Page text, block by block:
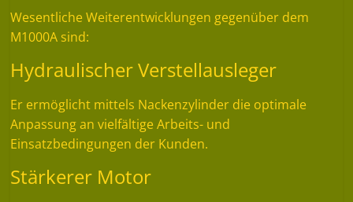
Wesentliche Weiterentwicklungen gegenüber dem
M1000A sind:
Hydraulischer Verstellausleger
Er ermöglicht mittels Nackenzylinder die optimale
Anpassung an vielfältige Arbeits- und
Einsatzbedingungen der Kunden.
Stärkerer Motor